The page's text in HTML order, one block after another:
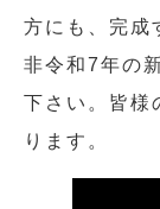
方にも、完成
非令和7年の
下さい。皆様
ります。